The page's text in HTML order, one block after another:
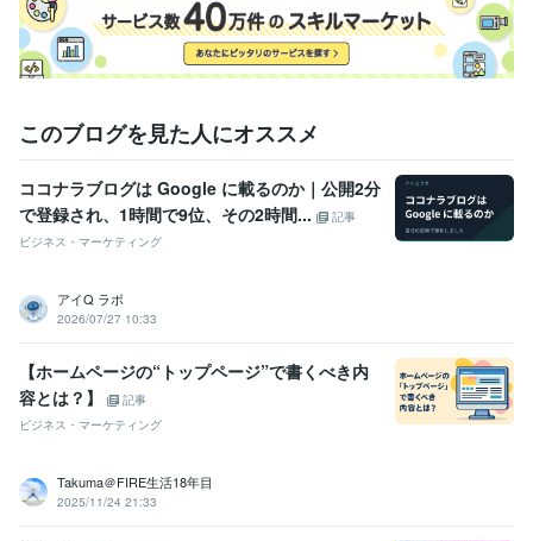
このブログを見た人にオススメ
ココナラブログは Google に載るのか｜公開2分
で登録され、1時間で9位、その2時間...
記事
ビジネス・マーケティング
アイQ ラボ
2026/07/27 10:33
【ホームページの“トップページ”で書くべき内
容とは？】
記事
ビジネス・マーケティング
Takuma＠FIRE生活18年目
2025/11/24 21:33